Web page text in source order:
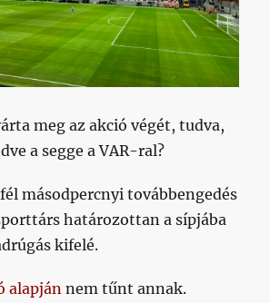
meg az akció végét, tudva,
a segge a VAR-ral?
másodpercnyi továbbengedés
határozottan a sípjába
kifelé.
alapján nem tűnt annak.